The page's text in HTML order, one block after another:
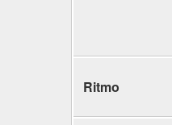
Ritmo